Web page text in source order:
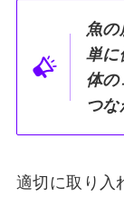
魚の
単に
体の
つな
適切に取り入